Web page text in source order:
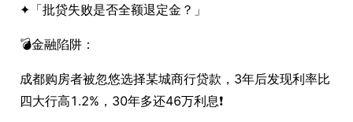
✦「批贷失败是否全额退定金？」
💣金融陷阱：
成都购房者被忽悠选择某城商行贷款，3年后发现利率比
四大行高1.2%，30年多还46万利息❗️